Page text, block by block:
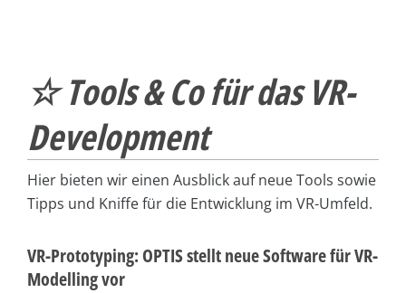
☆ Tools & Co für das VR-
Development
Hier bieten wir einen Ausblick auf neue Tools sowie
Tipps und Kniffe für die Entwicklung im VR-Umfeld.
VR-Prototyping: OPTIS stellt neue Software für VR-
Modelling vor